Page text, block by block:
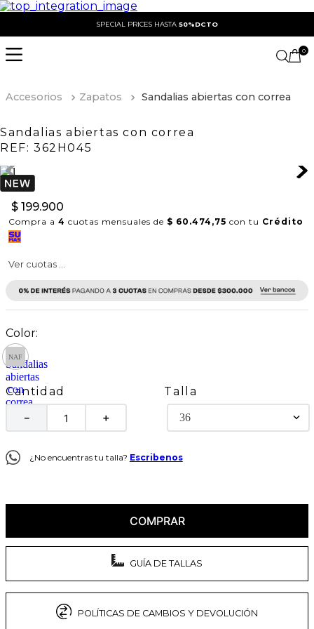
SPECIAL PRICES HASTA 50%DCTO
0
Accesorios Zapatos Sandalias abiertas con correa
Sandalias abiertas con correa
REF: 362H045
$ 199.900
Compra a 4 cuotas mensuales de $ 60.474,75 con tu Crédito
Ver cuotas ...
Cantidad
＋
－
Talla
36
¿No encuentras tu talla? Escribenos
COMPRAR
GUÍA DE TALLAS
POLÍTICAS DE CAMBIOS Y DEVOLUCIÓN